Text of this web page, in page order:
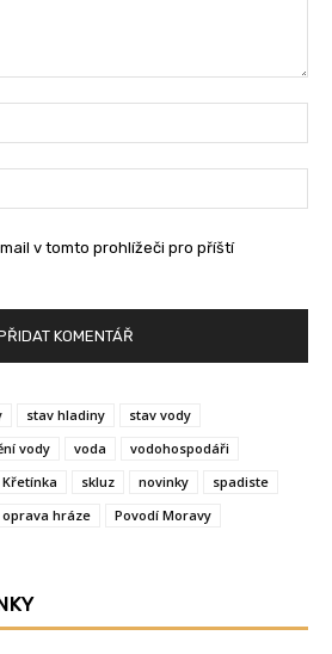
v tomto prohlížeči pro příští
stav hladiny
stav vody
vody voda
vodohospodáři
Křetínka skluz novinky
spadiste
oprava hráze
Povodí Moravy